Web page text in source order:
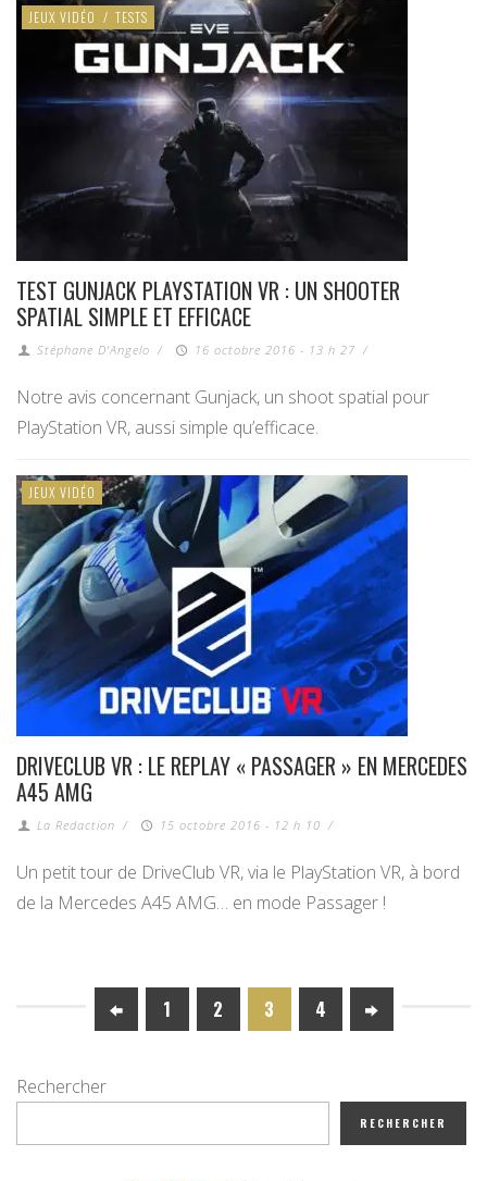
JEUX VIDÉO / TESTS
TEST GUNJACK PLAYSTATION VR : UN SHOOTER
SPATIAL SIMPLE ET EFFICACE
Stéphane D'Angelo / 16 octobre 2016 - 13 h 27 /
Notre avis concernant Gunjack, un shoot spatial pour
PlayStation VR, aussi simple qu’efficace.
JEUX VIDÉO
DRIVECLUB VR : LE REPLAY « PASSAGER » EN MERCEDES
A45 AMG
La Redaction / 15 octobre 2016 - 12 h 10 /
Un petit tour de DriveClub VR, via le PlayStation VR, à bord
de la Mercedes A45 AMG… en mode Passager !
1 2 3 4
Rechercher
RECHERCHER